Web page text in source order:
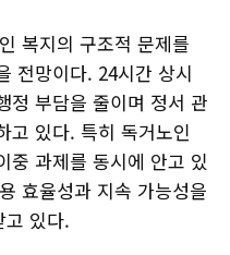
복지의 구조적 문제를
전망이다. 24시간 상시
정 부담을 줄이며 정서 관
고 있다. 특히 독거노인
중 과제를 동시에 안고 있
효율성과 지속 가능성을
고 있다.